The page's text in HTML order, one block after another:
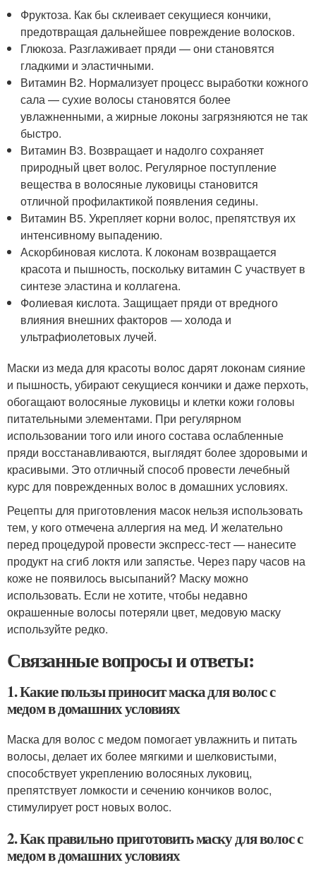
Фруктоза. Как бы склеивает секущиеся кончики,
предотвращая дальнейшее повреждение волосков.
Глюкоза. Разглаживает пряди — они становятся
гладкими и эластичными.
Витамин В2. Нормализует процесс выработки кожного
сала — сухие волосы становятся более
увлажненными, а жирные локоны загрязняются не так
быстро.
Витамин В3. Возвращает и надолго сохраняет
природный цвет волос. Регулярное поступление
вещества в волосяные луковицы становится
отличной профилактикой появления седины.
Витамин В5. Укрепляет корни волос, препятствуя их
интенсивному выпадению.
Аскорбиновая кислота. К локонам возвращается
красота и пышность, поскольку витамин С участвует в
синтезе эластина и коллагена.
Фолиевая кислота. Защищает пряди от вредного
влияния внешних факторов — холода и
ультрафиолетовых лучей.
Маски из меда для красоты волос дарят локонам сияние
и пышность, убирают секущиеся кончики и даже перхоть,
обогащают волосяные луковицы и клетки кожи головы
питательными элементами. При регулярном
использовании того или иного состава ослабленные
пряди восстанавливаются, выглядят более здоровыми и
красивыми. Это отличный способ провести лечебный
курс для поврежденных волос в домашних условиях.
Рецепты для приготовления масок нельзя использовать
тем, у кого отмечена аллергия на мед. И желательно
перед процедурой провести экспресс-тест — нанесите
продукт на сгиб локтя или запястье. Через пару часов на
коже не появилось высыпаний? Маску можно
использовать. Если не хотите, чтобы недавно
окрашенные волосы потеряли цвет, медовую маску
используйте редко.
Связанные вопросы и ответы:
1. Какие пользы приносит маска для волос с
медом в домашних условиях
Маска для волос с медом помогает увлажнить и питать
волосы, делает их более мягкими и шелковистыми,
способствует укреплению волосяных луковиц,
препятствует ломкости и сечению кончиков волос,
стимулирует рост новых волос.
2. Как правильно приготовить маску для волос с
медом в домашних условиях